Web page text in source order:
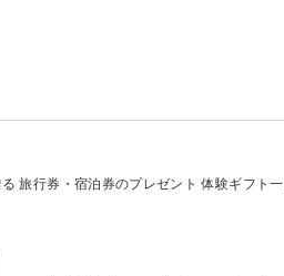
旅行券・宿泊券のプレゼント 体験ギフト